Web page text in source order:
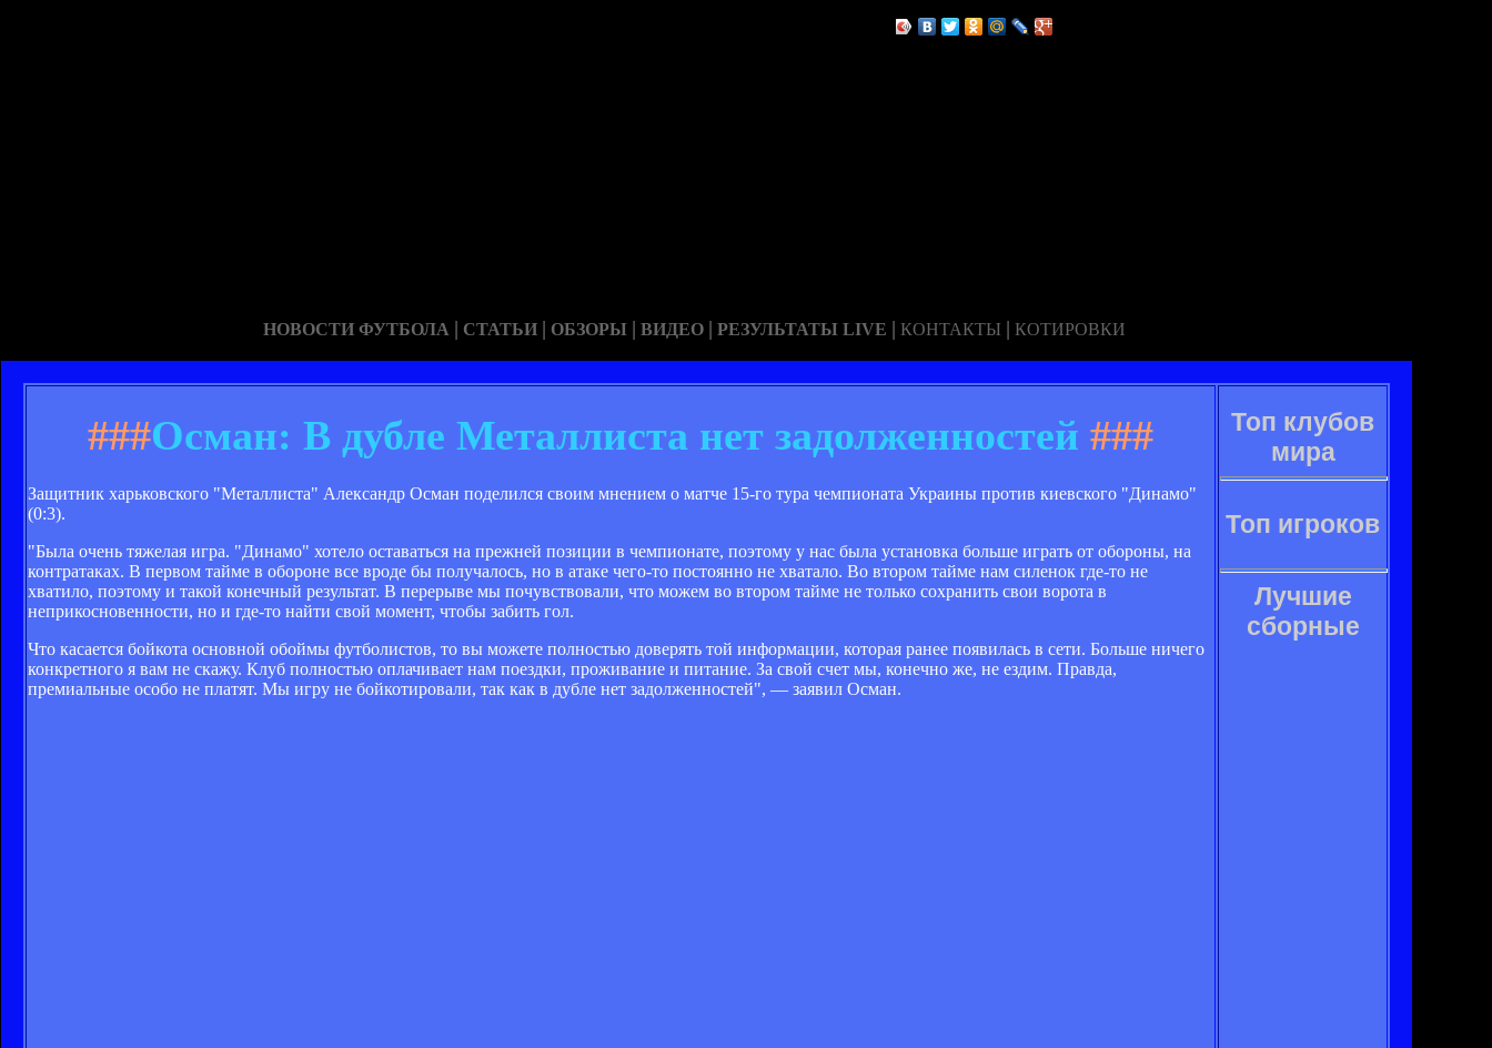
НОВОСТИ ФУТБОЛА | СТАТЬИ | ОБЗОРЫ | ВИДЕО | РЕЗУЛЬТАТЫ LIVE | КОНТАКТЫ | КОТИРОВКИ
###Осман: В дубле Металлиста нет задолженностей ###
Защитник харьковского "Металлиста" Александр Осман поделился своим мнением о матче 15-го тура чемпионата Украины против киевского "Динамо"
(0:3).
"Была очень тяжелая игра. "Динамо" хотело оставаться на прежней позиции в чемпионате, поэтому у нас была установка больше играть от обороны, на
контратаках. В первом тайме в обороне все вроде бы получалось, но в атаке чего-то постоянно не хватало. Во втором тайме нам силенок где-то не
хватило, поэтому и такой конечный результат. В перерыве мы почувствовали, что можем во втором тайме не только сохранить свои ворота в
неприкосновенности, но и где-то найти свой момент, чтобы забить гол.
Что касается бойкота основной обоймы футболистов, то вы можете полностью доверять той информации, которая ранее появилась в сети. Больше ничего
конкретного я вам не скажу. Клуб полностью оплачивает нам поездки, проживание и питание. За свой счет мы, конечно же, не ездим. Правда,
премиальные особо не платят. Мы игру не бойкотировали, так как в дубле нет задолженностей", — заявил Осман.
Топ клубов
мира
Топ игроков
Лучшие
сборные